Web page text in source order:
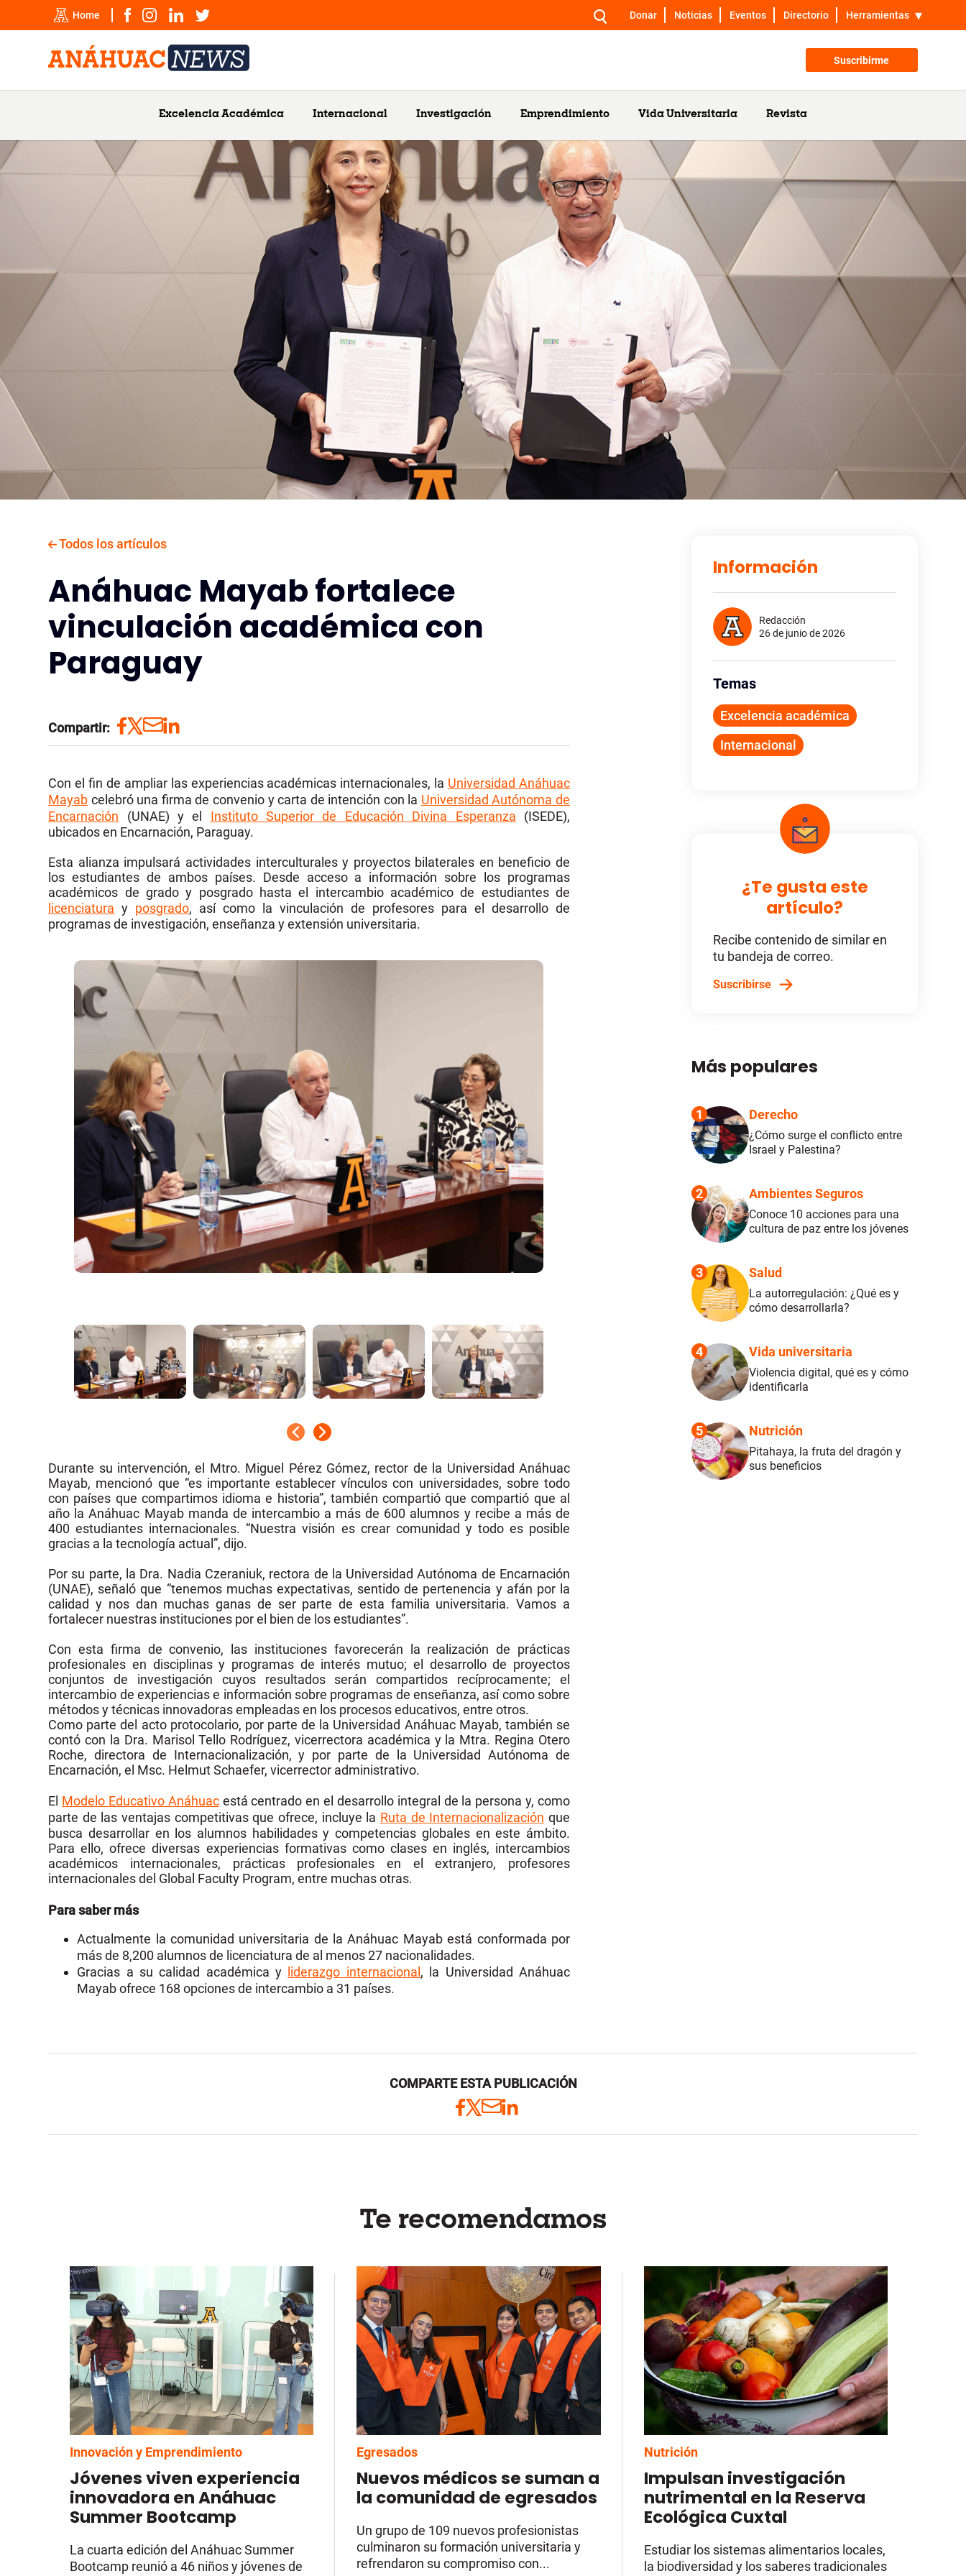
Home Donar Noticias Eventos Directorio Herramientas
Suscribirme
Excelencia Académica Internacional Investigación Emprendimiento Vida Universitaria Revista
Todos los artículos
Anáhuac Mayab fortalece
vinculación académica con
Paraguay
Compartir:
Con el fin de ampliar las experiencias académicas internacionales, la Universidad Anáhuac
Mayab celebró una firma de convenio y carta de intención con la Universidad Autónoma de
Encarnación (UNAE) y el Instituto Superior de Educación Divina Esperanza (ISEDE),
ubicados en Encarnación, Paraguay.
Esta alianza impulsará actividades interculturales y proyectos bilaterales en beneficio de
los estudiantes de ambos países. Desde acceso a información sobre los programas
académicos de grado y posgrado hasta el intercambio académico de estudiantes de
licenciatura y posgrado, así como la vinculación de profesores para el desarrollo de
programas de investigación, enseñanza y extensión universitaria.
Durante su intervención, el Mtro. Miguel Pérez Gómez, rector de la Universidad Anáhuac
Mayab, mencionó que “es importante establecer vínculos con universidades, sobre todo
con países que compartimos idioma e historia”, también compartió que compartió que al
año la Anáhuac Mayab manda de intercambio a más de 600 alumnos y recibe a más de
400 estudiantes internacionales. “Nuestra visión es crear comunidad y todo es posible
gracias a la tecnología actual”, dijo.
Por su parte, la Dra. Nadia Czeraniuk, rectora de la Universidad Autónoma de Encarnación
(UNAE), señaló que “tenemos muchas expectativas, sentido de pertenencia y afán por la
calidad y nos dan muchas ganas de ser parte de esta familia universitaria. Vamos a
fortalecer nuestras instituciones por el bien de los estudiantes”.
Con esta firma de convenio, las instituciones favorecerán la realización de prácticas
profesionales en disciplinas y programas de interés mutuo; el desarrollo de proyectos
conjuntos de investigación cuyos resultados serán compartidos recíprocamente; el
intercambio de experiencias e información sobre programas de enseñanza, así como sobre
métodos y técnicas innovadoras empleadas en los procesos educativos, entre otros.
Como parte del acto protocolario, por parte de la Universidad Anáhuac Mayab, también se
contó con la Dra. Marisol Tello Rodríguez, vicerrectora académica y la Mtra. Regina Otero
Roche, directora de Internacionalización, y por parte de la Universidad Autónoma de
Encarnación, el Msc. Helmut Schaefer, vicerrector administrativo.
El Modelo Educativo Anáhuacestá centrado en el desarrollo integral de la persona y, como
parte de las ventajas competitivas que ofrece, incluye la Ruta de Internacionalización que
busca desarrollar en los alumnos habilidades y competencias globales en este ámbito.
Para ello, ofrece diversas experiencias formativas como clases en inglés, intercambios
académicos internacionales, prácticas profesionales en el extranjero, profesores
internacionales del Global Faculty Program, entre muchas otras.
Para saber más
Actualmente la comunidad universitaria de la Anáhuac Mayab está conformada por
más de 8,200 alumnos de licenciatura de al menos 27 nacionalidades.
Gracias a su calidad académica y
liderazgo internacional , la Universidad Anáhuac
Mayab ofrece 168 opciones de intercambio a 31 países.
Información
Redacción
26 de junio de 2026
Temas
Excelencia académica
Internacional
¿Te gusta este
artículo?
Recibe contenido de similar en
tu bandeja de correo.
Suscribirse
Más populares
1 Derecho
¿Cómo surge el conflicto entre
Israel y Palestina?
2 Ambientes Seguros
Conoce 10 acciones para una
cultura de paz entre los jóvenes
3 Salud
La autorregulación: ¿Qué es y
cómo desarrollarla?
4 Vida universitaria
Violencia digital, qué es y cómo
identificarla
5 Nutrición
Pitahaya, la fruta del dragón y
sus beneficios
COMPARTE ESTA PUBLICACIÓN
Te recomendamos
Innovación y Emprendimiento
Jóvenes viven experiencia
innovadora en Anáhuac
Summer Bootcamp
La cuarta edición del Anáhuac Summer
Bootcamp reunió a 46 niños y jóvenes de
Egresados
Nuevos médicos se suman a
la comunidad de egresados
Un grupo de 109 nuevos profesionistas
culminaron su formación universitaria y
refrendaron su compromiso con...
Nutrición
Impulsan investigación
nutrimental en la Reserva
Ecológica Cuxtal
Estudiar los sistemas alimentarios locales,
la biodiversidad y los saberes tradicionales